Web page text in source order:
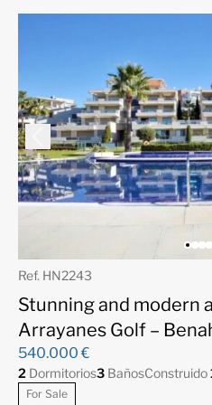
Ref. HN2243
Stunning and modern
Arrayanes Golf –
540.000 €
2 Dormitorios3 BañosConstruido
For Sale